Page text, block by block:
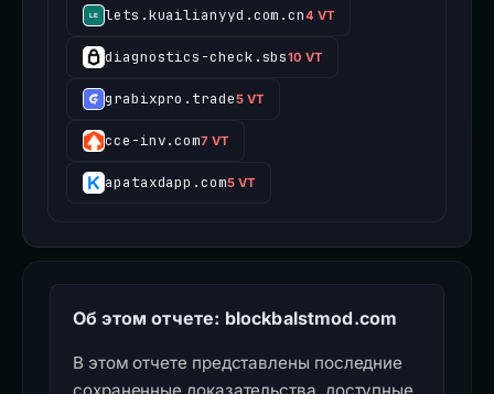
lets.kuailianyyd.com.cn4 VT
diagnostics-check.sbs10 VT
grabixpro.trade5 VT
cce-inv.com7 VT
apataxdapp.com5 VT
Об этом отчете: blockbalstmod.com
В этом отчете представлены последние